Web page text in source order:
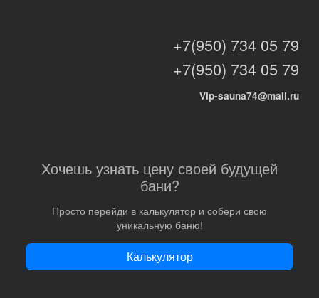
+7(950) 734 05 79
+7(950) 734 05 79
Vip-sauna74@mail.ru
Хочешь узнать цену своей будущей
бани?
Просто перейди в калькулятор и собери свою
уникальную баню!
Калькулятор